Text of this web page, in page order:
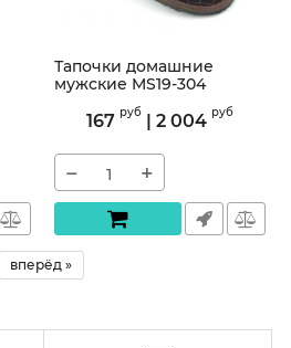
Тапочки домашние
мужские MS19-304
MS19-304
167 руб | 2 004 руб
− +
2 все
вперёд »